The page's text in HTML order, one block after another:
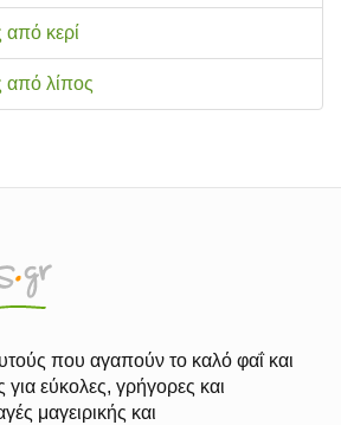
από κερί
από λίπος
που αγαπούν το καλό φαΐ και
για εύκολες, γρήγορες και
μαγειρικής και